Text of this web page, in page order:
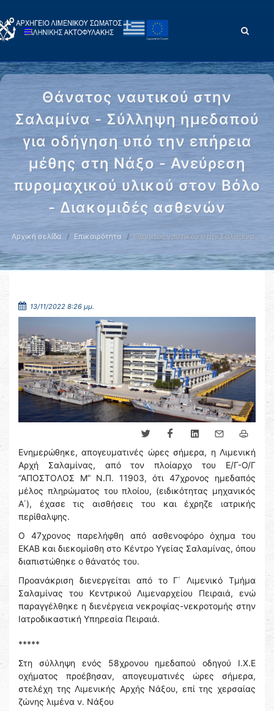
Θάνατος ναυτικού στην
Σαλαμίνα - Σύλληψη ημεδαπού
για οδήγηση υπό την επήρεια
μέθης στη Νάξο - Ανεύρεση
πυρομαχικού υλικού στον Βόλο
- Διακομιδές ασθενών
Αρχική σελίδα Επικαιρότητα Θάνατος ναυτικού στην Σαλαμίνα …
13/11/2022 8:26 μμ.
Ενημερώθηκε, απογευματινές ώρες σήμερα, η Λιμενική
Αρχή Σαλαμίνας, από τον πλοίαρχο του Ε/Γ-Ο/Γ
“ΑΠΟΣΤΟΛΟΣ Μ” Ν.Π. 11903, ότι 47χρονος ημεδαπός
μέλος πληρώματος του πλοίου, (ειδικότητας μηχανικός
Α΄), έχασε τις αισθήσεις του και έχρηζε ιατρικής
περίθαλψης.
Ο 47χρονος παρελήφθη από ασθενοφόρο όχημα του
ΕΚΑΒ και διεκομίσθη στο Κέντρο Υγείας Σαλαμίνας, όπου
διαπιστώθηκε ο θάνατός του.
Προανάκριση διενεργείται από το Γ΄ Λιμενικό Τμήμα
Σαλαμίνας του Κεντρικού Λιμεναρχείου Πειραιά, ενώ
παραγγέλθηκε η διενέργεια νεκροψίας-νεκροτομής στην
Ιατροδικαστική Υπηρεσία Πειραιά.
*****
Στη σύλληψη ενός 58χρονου ημεδαπού οδηγού Ι.Χ.Ε
οχήματος προέβησαν, απογευματινές ώρες σήμερα,
στελέχη της Λιμενικής Αρχής Νάξου, επί της χερσαίας
ζώνης λιμένα ν. Νάξου